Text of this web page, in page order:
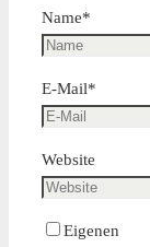
Name*
E-Mail*
Website
Eigenen